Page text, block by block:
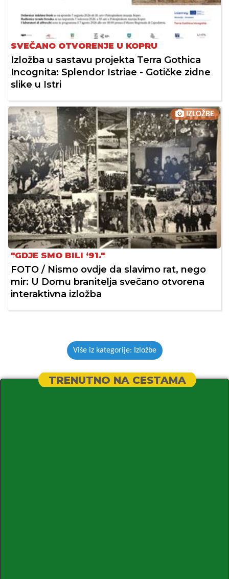
SVEČANO OTVORENJE U KOPRU
Izložba u sastavu projekta Terra Gothica
Incognita: Splendor Istriae - Gotičke zidne
slike u Istri
IZLOŽBE
"GDJE SMO BILI ‘91."
FOTO / Nismo ovdje da slavimo rat, nego
mir: U Domu branitelja svečano otvorena
interaktivna izložba
Više iz kategorije: Izložbe
TRENUTNO NA CESTAMA